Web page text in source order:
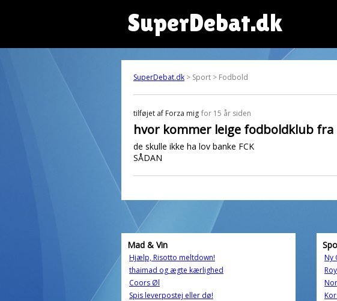
SuperDebat.dk
SuperDebat.dk > Sport > Fodbold
tilføjet af Forza mig for 15 år siden
hvor kommer leige fodboldklub fra
de skulle ikke ha lov banke FCK
SÅDAN
Mad & Vin
Hjælp, Risotto meltdown!
thaimad og ægte kærlighed
Coors Øl
Spis leverpostej eller dø!
Ny